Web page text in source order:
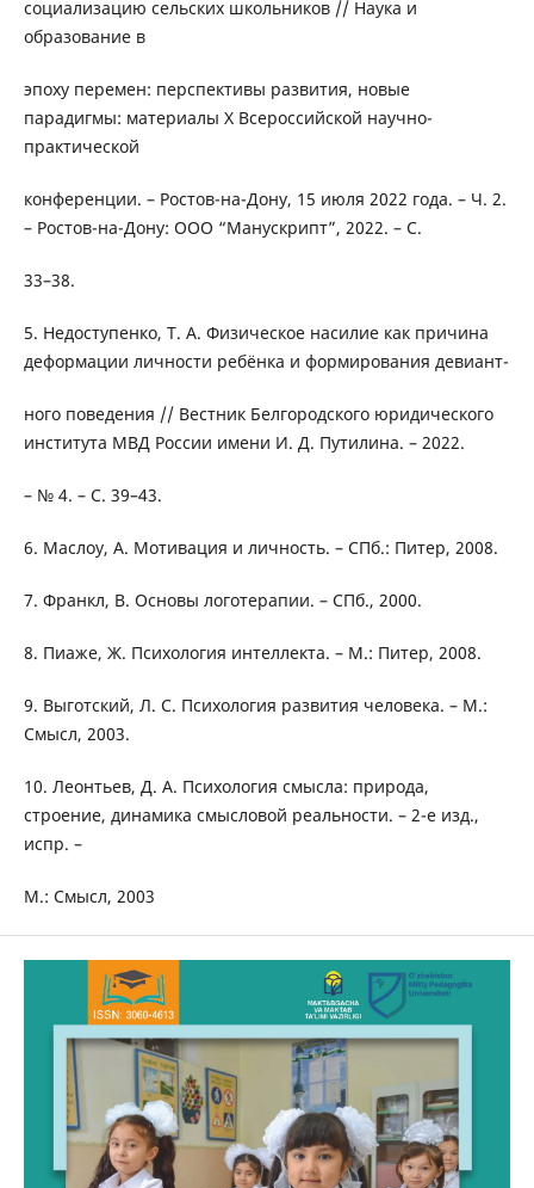
социализацию сельских школьников // Наука и
образование в
эпоху перемен: перспективы развития, новые
парадигмы: материалы X Всероссийской научно-
практической
конференции. – Ростов-на-Дону, 15 июля 2022 года. – Ч. 2.
– Ростов-на-Дону: ООО “Манускрипт”, 2022. – С.
33–38.
5. Недоступенко, Т. А. Физическое насилие как причина
деформации личности ребёнка и формирования девиант-
ного поведения // Вестник Белгородского юридического
института МВД России имени И. Д. Путилина. – 2022.
– № 4. – С. 39–43.
6. Маслоу, А. Мотивация и личность. – СПб.: Питер, 2008.
7. Франкл, В. Основы логотерапии. – СПб., 2000.
8. Пиаже, Ж. Психология интеллекта. – М.: Питер, 2008.
9. Выготский, Л. С. Психология развития человека. – М.:
Смысл, 2003.
10. Леонтьев, Д. А. Психология смысла: природа,
строение, динамика смысловой реальности. – 2-е изд.,
испр. –
М.: Смысл, 2003